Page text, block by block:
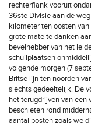
rechterflank vooruit
36ste Divisie aan de
kilometer ten oosten
grote mate te danken
bevelhebber van het
schuilplaatsen
volgende morgen (7
Britse lijn ten noorden
slechts gedeeltelijk. De
het terugdrijven van een
beschieten rond
aantal posten zoals we